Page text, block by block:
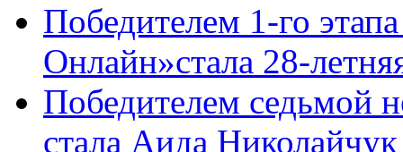
Победителем 1-го
Онлайн»стала 28-
Победителем седьмой
стала Аида Николайчук